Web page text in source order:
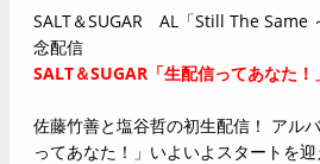
SALT＆SUGAR AL「Still The Same
念配信
SALT＆SUGAR「生配信ってあなた！
佐藤竹善と塩谷哲の初生配信！ アル
ってあなた！」いよいよスタートを